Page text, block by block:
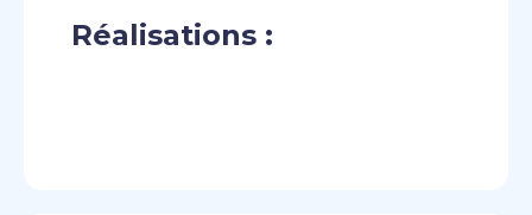
Réalisations :